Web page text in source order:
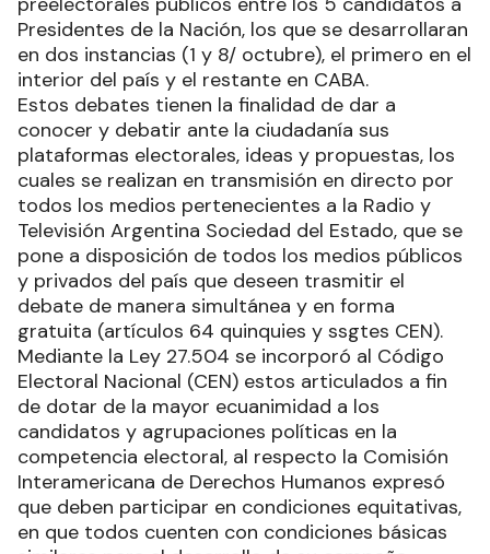
Presidentes de la Nación, los que se desarrollaran
en dos instancias (1 y 8/ octubre), el primero en el
interior del país y el restante en CABA.
Estos debates tienen la finalidad de dar a
conocer y debatir ante la ciudadanía sus
plataformas electorales, ideas y propuestas, los
cuales se realizan en transmisión en directo por
todos los medios pertenecientes a la Radio y
Televisión Argentina Sociedad del Estado, que se
pone a disposición de todos los medios públicos
y privados del país que deseen trasmitir el
debate de manera simultánea y en forma
gratuita (artículos 64 quinquies y ssgtes CEN).
Mediante la Ley 27.504 se incorporó al Código
Electoral Nacional (CEN) estos articulados a fin
de dotar de la mayor ecuanimidad a los
candidatos y agrupaciones políticas en la
competencia electoral, al respecto la Comisión
Interamericana de Derechos Humanos expresó
que deben participar en condiciones equitativas,
en que todos cuenten con condiciones básicas